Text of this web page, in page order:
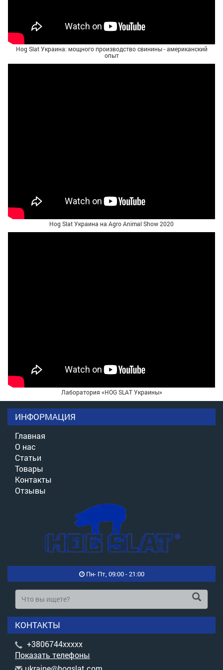
Hog Slat Украина: мощного производство свинины - американский
опыт
Hog Slat Украина на Agro Animal Show 2020
Лаборатория «HOG SLAT Украины»
ИНФОРМАЦИЯ
Главная
О нас
Статьи
Товары
Контакты
Отзывы
Пн- Пт, 09:00 - 21:00
КОНТАКТЫ
+3806744xxxxx
Показать телефоны